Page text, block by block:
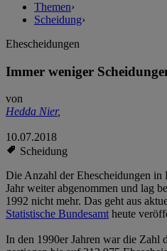
Themen›
Scheidung›
Ehescheidungen
Immer weniger
von
Hedda Nier,
10.07.2018
Scheidung
Die Anzahl der Ehescheidungen in
Jahr weiter abgenommen und lag
1992 nicht mehr. Das geht aus
Statistische Bundesamtheute
In den 1990er Jahren war die Zahl